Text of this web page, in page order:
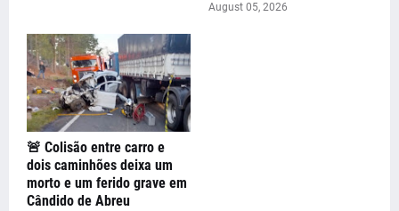
August 05, 2026
🚨 Colisão entre carro e
dois caminhões deixa um
morto e um ferido grave em
Cândido de Abreu